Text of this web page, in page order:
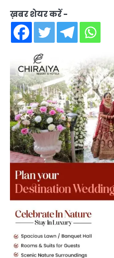
ख़बर शेयर करें -